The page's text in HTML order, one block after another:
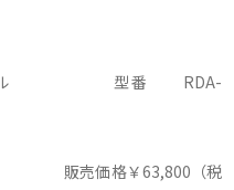
ーテル 型番 RDA-
販売価格￥63,800（税